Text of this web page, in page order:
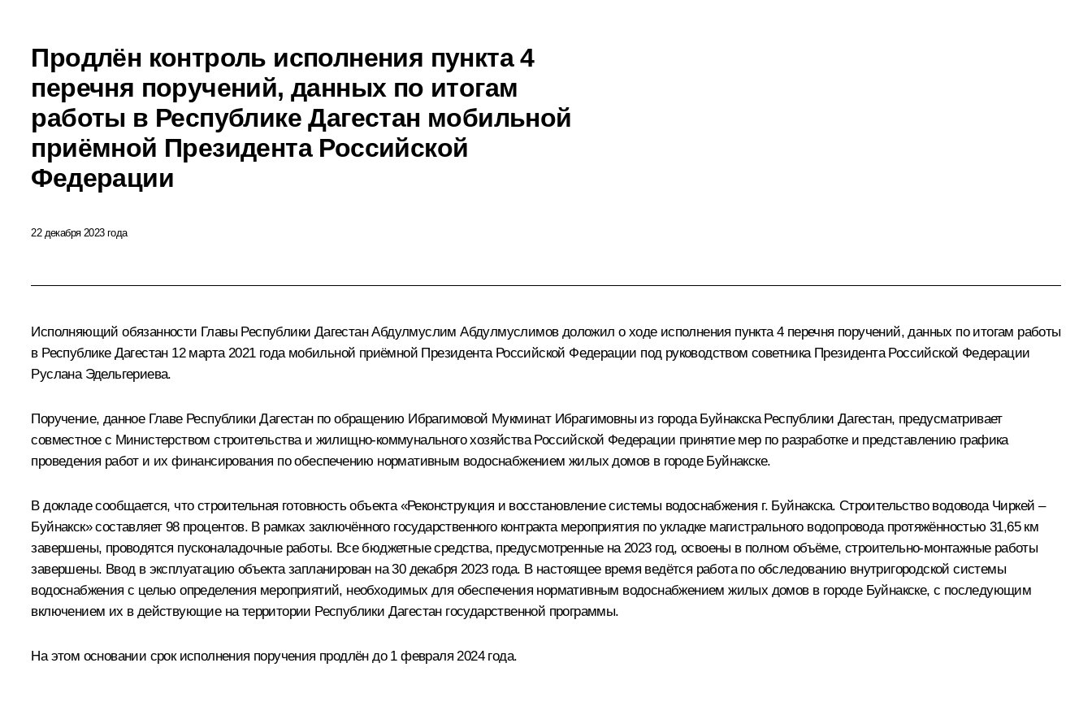
Продлён контроль исполнения пункта 4
перечня поручений, данных по итогам
работы в Республике Дагестан мобильной
приёмной Президента Российской
Федерации
22 декабря 2023 года
Исполняющий обязанности Главы Республики Дагестан Абдулмуслим Абдулмуслимов доложил о ходе исполнения пункта 4 перечня поручений, данных по итогам работы
в Республике Дагестан 12 марта 2021 года мобильной приёмной Президента Российской Федерации под руководством советника Президента Российской Федерации
Руслана Эдельгериева.
Поручение, данное Главе Республики Дагестан по обращению Ибрагимовой Мукминат Ибрагимовны из города Буйнакска Республики Дагестан, предусматривает
совместное с Министерством строительства и жилищно-коммунального хозяйства Российской Федерации принятие мер по разработке и представлению графика
проведения работ и их финансирования по обеспечению нормативным водоснабжением жилых домов в городе Буйнакске.
В докладе сообщается, что строительная готовность объекта «Реконструкция и восстановление системы водоснабжения г. Буйнакска. Строительство водовода Чиркей –
Буйнакск» составляет 98 процентов. В рамках заключённого государственного контракта мероприятия по укладке магистрального водопровода протяжённостью 31,65 км
завершены, проводятся пусконаладочные работы. Все бюджетные средства, предусмотренные на 2023 год, освоены в полном объёме, строительно-монтажные работы
завершены. Ввод в эксплуатацию объекта запланирован на 30 декабря 2023 года. В настоящее время ведётся работа по обследованию внутригородской системы
водоснабжения с целью определения мероприятий, необходимых для обеспечения нормативным водоснабжением жилых домов в городе Буйнакске, с последующим
включением их в действующие на территории Республики Дагестан государственной программы.
На этом основании срок исполнения поручения продлён до 1 февраля 2024 года.